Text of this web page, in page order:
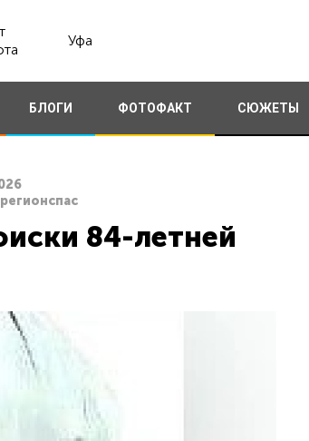
Уфа
БЛОГИ ФОТОФАКТ СЮЖЕТЫ
84-летней